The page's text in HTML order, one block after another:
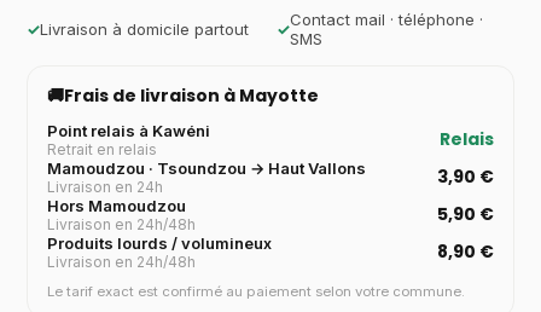
✓Livraison à domicile partout ✓Contact mail · téléphone ·
SMS
🚚Frais de livraison à Mayotte
Point relais à Kawéni
Retrait en relais Relais
Mamoudzou · Tsoundzou → Haut Vallons
Livraison en 24h 3,90 €
Hors Mamoudzou
Livraison en 24h/48h 5,90 €
Produits lourds / volumineux
Livraison en 24h/48h 8,90 €
Le tarif exact est confirmé au paiement selon votre commune.